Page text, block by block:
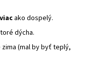
ako dospelý.
dýcha.
(mal by byť teplý,